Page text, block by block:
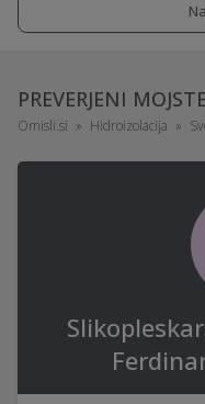
PREVERJENI
Omisli.si Hidroizolacija